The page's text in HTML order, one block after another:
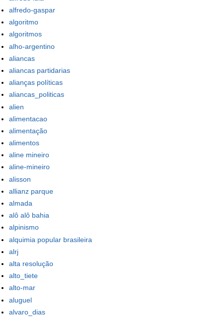
alfredo-gaspar
algoritmo
algoritmos
alho-argentino
aliancas
aliancas partidarias
alianças políticas
aliancas_politicas
alien
alimentacao
alimentação
alimentos
aline mineiro
aline-mineiro
alisson
allianz parque
almada
alô alô bahia
alpinismo
alquimia popular brasileira
alrj
alta resolução
alto_tiete
alto-mar
aluguel
alvaro_dias